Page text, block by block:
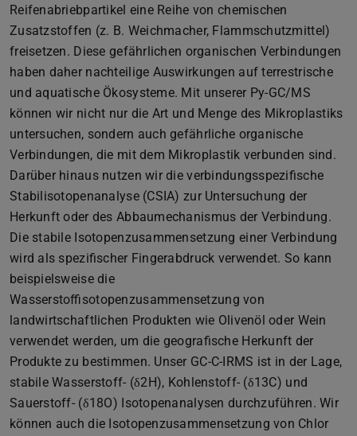
Reifenabriebpartikel eine Reihe von chemischen
Zusatzstoffen (z. B. Weichmacher, Flammschutzmittel)
freisetzen. Diese gefährlichen organischen Verbindungen
haben daher nachteilige Auswirkungen auf terrestrische
und aquatische Ökosysteme. Mit unserer Py-GC/MS
können wir nicht nur die Art und Menge des Mikroplastiks
untersuchen, sondern auch gefährliche organische
Verbindungen, die mit dem Mikroplastik verbunden sind.
Darüber hinaus nutzen wir die verbindungsspezifische
Stabilisotopenanalyse (CSIA) zur Untersuchung der
Herkunft oder des Abbaumechanismus der Verbindung.
Die stabile Isotopenzusammensetzung einer Verbindung
wird als spezifischer Fingerabdruck verwendet. So kann
beispielsweise die
Wasserstoffisotopenzusammensetzung von
landwirtschaftlichen Produkten wie Olivenöl oder Wein
verwendet werden, um die geografische Herkunft der
Produkte zu bestimmen. Unser GC-C-IRMS ist in der Lage,
stabile Wasserstoff- (δ2H), Kohlenstoff- (δ13C) und
Sauerstoff- (δ18O) Isotopenanalysen durchzuführen. Wir
können auch die Isotopenzusammensetzung von Chlor